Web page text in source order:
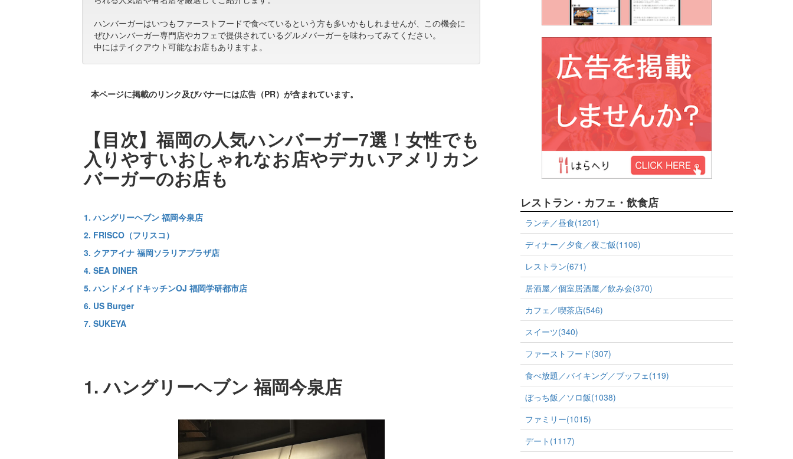
ハンバーガーはいつもファーストフードで食べているという方も多いかもしれませんが、この機会に
ぜひハンバーガー専門店やカフェで提供されているグルメバーガーを味わってみてください。
中にはテイクアウト可能なお店もありますよ。
本ページに掲載のリンク及びバナーには広告（PR）が含まれています。
【目次】福岡の人気ハンバーガー7選！女性でも
入りやすいおしゃれなお店やデカいアメリカン
バーガーのお店も
1. ハングリーヘブン 福岡今泉店
2. FRISCO（フリスコ）
3. クアアイナ 福岡ソラリアプラザ店
4. SEA DINER
5. ハンドメイドキッチンOJ 福岡学研都市店
6. US Burger
7. SUKEYA
1. ハングリーヘブン 福岡今泉店
レストラン・カフェ・飲食店
ランチ／昼食(1201)
ディナー／夕食／夜ご飯(1106)
レストラン(671)
居酒屋／個室居酒屋／飲み会(370)
カフェ／喫茶店(546)
スイーツ(340)
ファーストフード(307)
食べ放題／バイキング／ブッフェ(119)
ぼっち飯／ソロ飯(1038)
ファミリー(1015)
デート(1117)